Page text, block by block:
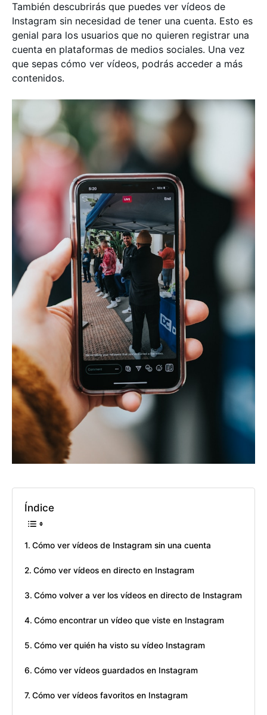
También descubrirás que puedes ver vídeos de
Instagram sin necesidad de tener una cuenta. Esto es
genial para los usuarios que no quieren registrar una
cuenta en plataformas de medios sociales. Una vez
que sepas cómo ver vídeos, podrás acceder a más
contenidos.
Índice
Cómo ver vídeos de Instagram sin una cuenta
Cómo ver vídeos en directo en Instagram
Cómo volver a ver los vídeos en directo de Instagram
Cómo encontrar un vídeo que viste en Instagram
Cómo ver quién ha visto su vídeo Instagram
Cómo ver vídeos guardados en Instagram
Cómo ver vídeos favoritos en Instagram